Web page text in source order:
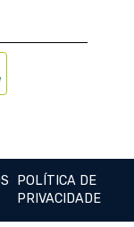
POLÍTICA DE
PRIVACIDADE